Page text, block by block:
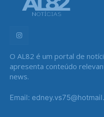
O AL82 é um portal de
apresenta conteúdo
news.
Email: